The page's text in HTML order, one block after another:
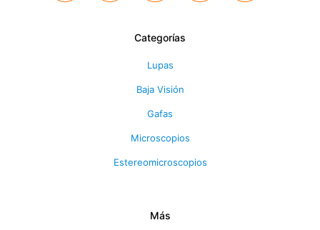
Categorías
Lupas
Baja Visión
Gafas
Microscopios
Estereomicroscopios
Más